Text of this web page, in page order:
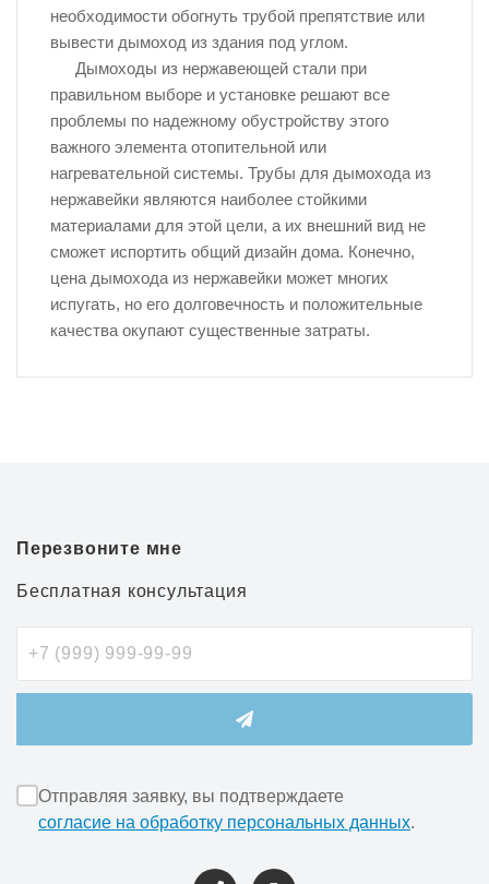
необходимости обогнуть трубой препятствие или
вывести дымоход из здания под углом.
Дымоходы из нержавеющей стали при
правильном выборе и установке решают все
проблемы по надежному обустройству этого
важного элемента отопительной или
нагревательной системы. Трубы для дымохода из
нержавейки являются наиболее стойкими
материалами для этой цели, а их внешний вид не
сможет испортить общий дизайн дома. Конечно,
цена дымохода из нержавейки может многих
испугать, но его долговечность и положительные
качества окупают существенные затраты.
Перезвоните мне
Бесплатная консультация
Отправляя заявку, вы подтверждаете
согласие на обработку персональных данных.